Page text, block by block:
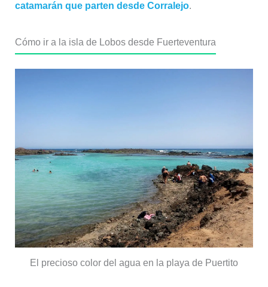
catamarán que parten desde Corralejo.
Cómo ir a la isla de Lobos desde Fuerteventura
El precioso color del agua en la playa de Puertito